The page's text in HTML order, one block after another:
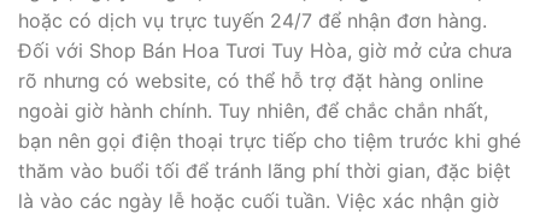
hoặc có dịch vụ trực tuyến 24/7 để nhận đơn hàng.
Đối với Shop Bán Hoa Tươi Tuy Hòa, giờ mở cửa chưa
rõ nhưng có website, có thể hỗ trợ đặt hàng online
ngoài giờ hành chính. Tuy nhiên, để chắc chắn nhất,
bạn nên gọi điện thoại trực tiếp cho tiệm trước khi ghé
thăm vào buổi tối để tránh lãng phí thời gian, đặc biệt
là vào các ngày lễ hoặc cuối tuần. Việc xác nhận giờ